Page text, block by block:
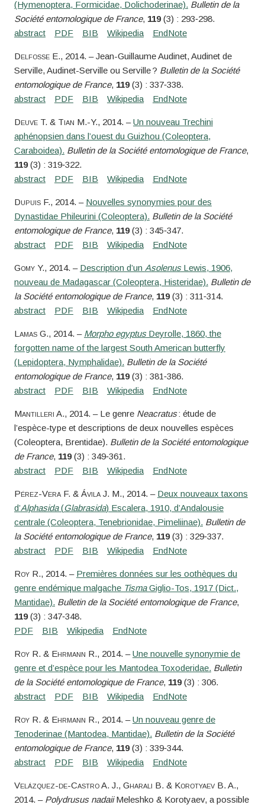
(Hymenoptera, Formicidae, Dolichoderinae). Bulletin de la
Société entomologique de France, 119(3) : 293‑298.
DelfosseE., 2014. – Jean-Guillaume Audinet, Audinet de
Serville, Audinet-Serville ou Serville ? Bulletin de la Société
entomologique de France, 119(3) : 337‑338.
DeuveT. & Tian M.-Y., 2014. –Un nouveau Trechini
aphénopsien dans l’ouest du Guizhou (Coleoptera,
Caraboidea). Bulletin de la Société entomologique de France,
119(3) : 319‑322.
DupuisF., 2014. – Nouvelles synonymies pour des
Dynastidae Phileurini (Coleoptera). Bulletin de la Société
entomologique de France, 119(3) : 345‑347.
GomyY., 2014. – Description d’un AsolenusLewis, 1906,
nouveau de Madagascar (Coleoptera, Histeridae). Bulletin de
la Société entomologique de France, 119(3) : 311‑314.
LamasG., 2014. – Morpho egyptusDeyrolle, 1860, the
forgotten name of the largest South American butterfly
(Lepidoptera, Nymphalidae). Bulletin de la Société
entomologique de France, 119(3) : 381‑386.
Mantilleri A., 2014. – Le genre Neacratus: étude de
l’espèce-type et descriptions de deux nouvelles espèces
(Coleoptera, Brentidae). Bulletin de la Société entomologique
de France, 119(3) : 349‑361.
Pérez-VeraF. & ÁvilaJ. M., 2014. – Deux nouveaux taxons
d’Alphasida(Glabrasida) Escalera, 1910, d’Andalousie
centrale (Coleoptera, Tenebrionidae, Pimeliinae). Bulletin de
la Société entomologique de France, 119(3) : 329‑337.
RoyR., 2014. – Premières données sur les oothèques du
genre endémique malgache TismaGiglio-Tos, 1917 (Dict.,
Mantidae). Bulletin de la Société entomologique de France,
119(3) : 347‑348.
RoyR. & Ehrmann R., 2014. –Une nouvelle synonymie de
genre et d’espèce pour les Mantodea Toxoderidae. Bulletin
de la Société entomologique de France, 119(3) : 306.
RoyR. & Ehrmann R., 2014. –Un nouveau genre de
Tenoderinae (Mantodea, Mantidae). Bulletin de la Société
entomologique de France, 119(3) : 339‑344.
Velázquez-de-CastroA. J., Gharali B. & KorotyaevB. A.,
2014. – Polydrusus nadaiiMeleshko & Korotyaev, a possible